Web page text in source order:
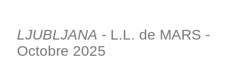
LJUBLJANA - L.L. de MARS -
Octobre 2025